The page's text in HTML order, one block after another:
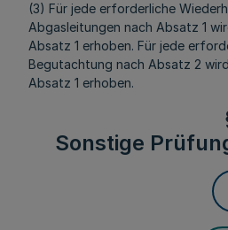
(3) Für jede erforderliche
Abgasleitungen nach Absatz 1
Absatz 1 erhoben. Für jede
Begutachtung nach Absatz 2
Absatz 1 erhoben.
Sonstige